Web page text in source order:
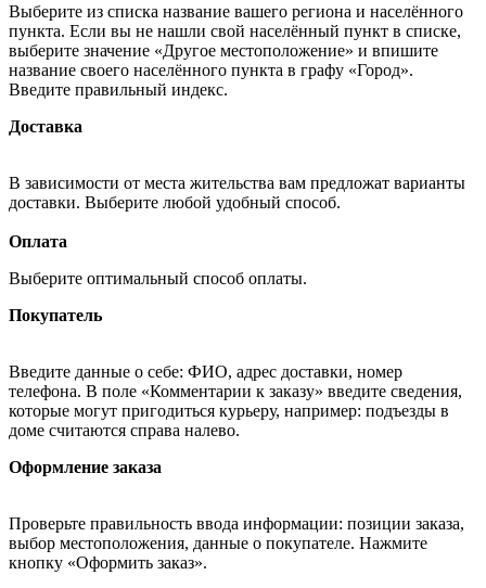
Выберите из списка название вашего региона и населённого
пункта. Если вы не нашли свой населённый пункт в списке,
выберите значение «Другое местоположение» и впишите
название своего населённого пункта в графу «Город».
Введите правильный индекс.
Доставка
В зависимости от места жительства вам предложат варианты
доставки. Выберите любой удобный способ.
Оплата
Выберите оптимальный способ оплаты.
Покупатель
Введите данные о себе: ФИО, адрес доставки, номер
телефона. В поле «Комментарии к заказу» введите сведения,
которые могут пригодиться курьеру, например: подъезды в
доме считаются справа налево.
Оформление заказа
Проверьте правильность ввода информации: позиции заказа,
выбор местоположения, данные о покупателе. Нажмите
кнопку «Оформить заказ».